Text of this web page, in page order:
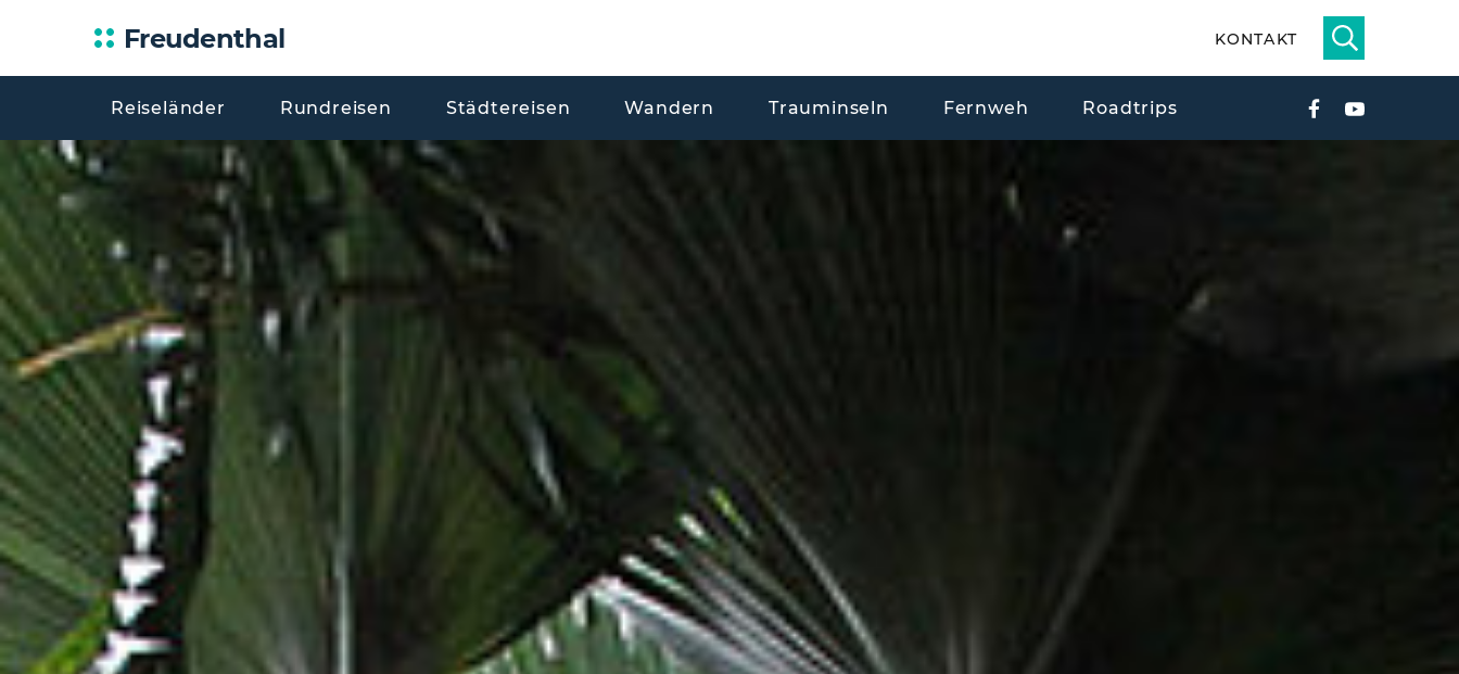
Freudenthal KONTAKT
Reiseländer Rundreisen Städtereisen Wandern Trauminseln Fernweh Roadtrips